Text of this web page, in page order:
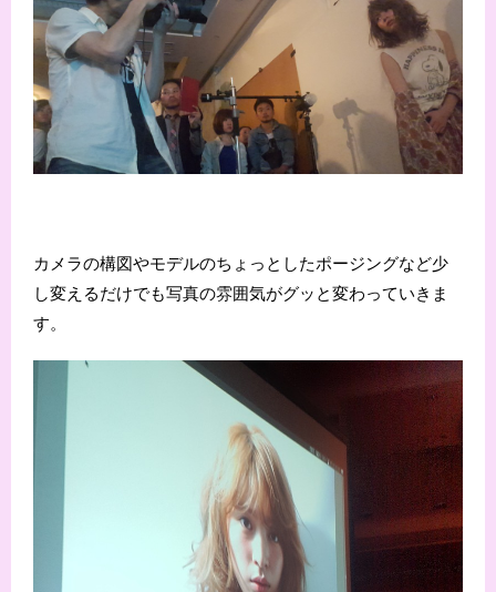
カメラの構図やモデルのちょっとしたポージングなど少
し変えるだけでも写真の雰囲気がグッと変わっていきま
す。